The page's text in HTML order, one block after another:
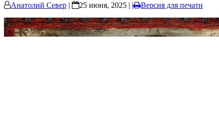
Анатолий Север | 25 июня, 2025 | | Версия для печати